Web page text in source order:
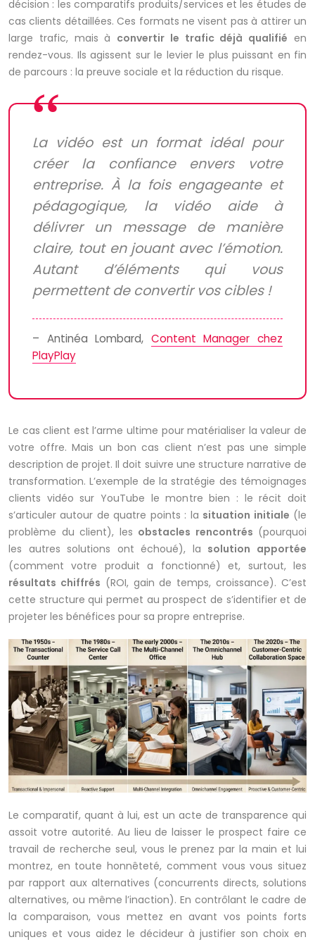
décision : les comparatifs produits/services et les études de
cas clients détaillées. Ces formats ne visent pas à attirer un
large trafic, mais à convertir le trafic déjà qualifié en
rendez-vous. Ils agissent sur le levier le plus puissant en fin
de parcours : la preuve sociale et la réduction du risque.
La vidéo est un format idéal pour
créer la confiance envers votre
entreprise. À la fois engageante et
pédagogique, la vidéo aide à
délivrer un message de manière
claire, tout en jouant avec l’émotion.
Autant d’éléments qui vous
permettent de convertir vos cibles !
– Antinéa Lombard, Content Manager chez
PlayPlay
Le cas client est l’arme ultime pour matérialiser la valeur de
votre offre. Mais un bon cas client n’est pas une simple
description de projet. Il doit suivre une structure narrative de
transformation. L’exemple de la stratégie des témoignages
clients vidéo sur YouTube le montre bien : le récit doit
s’articuler autour de quatre points : la situation initiale (le
problème du client), les obstacles rencontrés (pourquoi
les autres solutions ont échoué), la solution apportée
(comment votre produit a fonctionné) et, surtout, les
résultats chiffrés (ROI, gain de temps, croissance). C’est
cette structure qui permet au prospect de s’identifier et de
projeter les bénéfices pour sa propre entreprise.
Le comparatif, quant à lui, est un acte de transparence qui
assoit votre autorité. Au lieu de laisser le prospect faire ce
travail de recherche seul, vous le prenez par la main et lui
montrez, en toute honnêteté, comment vous vous situez
par rapport aux alternatives (concurrents directs, solutions
alternatives, ou même l’inaction). En contrôlant le cadre de
la comparaison, vous mettez en avant vos points forts
uniques et vous aidez le décideur à justifier son choix en